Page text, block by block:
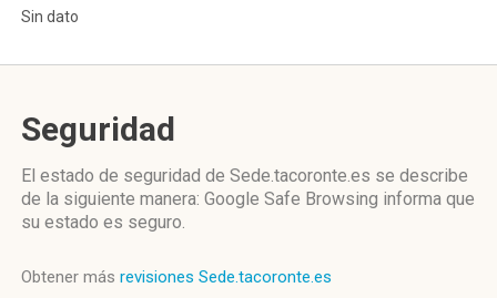
Sin dato
Seguridad
El estado de seguridad de Sede.tacoronte.es se describe
de la siguiente manera: Google Safe Browsing informa que
su estado es seguro.
Obtener más revisiones Sede.tacoronte.es